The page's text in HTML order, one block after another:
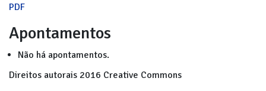
PDF
Apontamentos
Não há apontamentos.
Direitos autorais 2016 Creative Commons